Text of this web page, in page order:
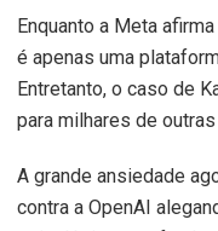
Enquanto a Meta
é apenas uma
Entretanto, o caso de
para milhares de
A grande ansiedade
contra a OpenAI